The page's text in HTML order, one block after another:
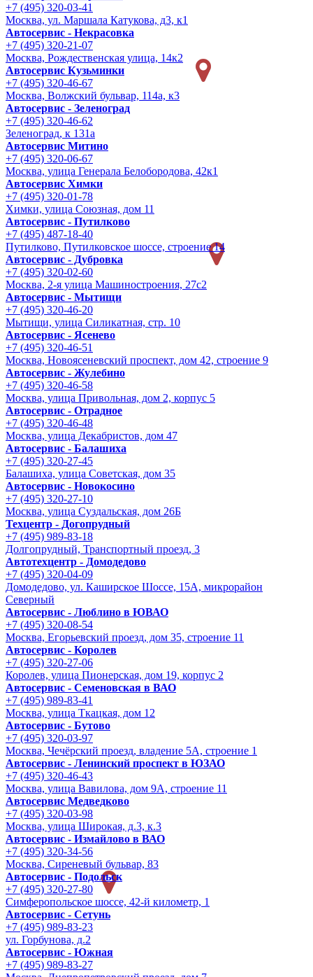
+7 (495) 320-03-41
Москва, ул. Маршала Катукова, д3, к1
Автосервис - Некрасовка
+7 (495) 320-21-07
Москва, Рождественская улица, 14к2
Автосервис Кузьминки
+7 (495) 320-46-67
Москва, Волжский бульвар, 114а, к3
Автосервис - Зеленоград
+7 (495) 320-46-62
Зеленоград, к 131а
Автосервис Митино
+7 (495) 320-06-67
Москва, улица Генерала Белобородова, 42к1
Автосервис Химки
+7 (495) 320-01-78
Химки, улица Союзная, дом 11
Автосервис - Путилково
+7 (495) 487-18-40
Путилково, Путилковское шоссе, строение 14
Автосервис - Дубровка
+7 (495) 320-02-60
Москва, 2-я улица Машиностроения, 27с2
Автосервис - Мытищи
+7 (495) 320-46-20
Мытищи, улица Силикатная, стр. 10
Автосервис - Ясенево
+7 (495) 320-46-51
Москва, Новоясеневский проспект, дом 42, строение 9
Автосервис - Жулебино
+7 (495) 320-46-58
Москва, улица Привольная, дом 2, корпус 5
Автосервис - Отрадное
+7 (495) 320-46-48
Москва, улица Декабристов, дом 47
Автосервис - Балашиха
+7 (495) 320-27-45
Балашиха, улица Советская, дом 35
Автосервис - Новокосино
+7 (495) 320-27-10
Москва, улица Суздальская, дом 26Б
Техцентр - Догопрудный
+7 (495) 989-83-18
Долгопрудный, Транспортный проезд, 3
Автотехцентр - Домодедово
+7 (495) 320-04-09
Домодедово, ул. Каширское Шоссе, 15А, микрорайон
Северный
Автосервис - Люблино в ЮВАО
+7 (495) 320-08-54
Москва, Егорьевский проезд, дом 35, строение 11
Автосервис - Королев
+7 (495) 320-27-06
Королев, улица Пионерская, дом 19, корпус 2
Автосервис - Семеновская в ВАО
+7 (495) 989-83-41
Москва, улица Ткацкая, дом 12
Автосервис - Бутово
+7 (495) 320-03-97
Москва, Чечёрский проезд, владение 5А, строение 1
Автосервис - Ленинский проспект в ЮЗАО
+7 (495) 320-46-43
Москва, улица Вавилова, дом 9A, строение 11
Автосервис Медведково
+7 (495) 320-03-98
Москва, улица Широкая, д.3, к.3
Автосервис - Измайлово в ВАО
+7 (495) 320-34-56
Москва, Сиреневый бульвар, 83
Автосервис - Подольск
+7 (495) 320-27-80
Симферопольское шоссе, 42-й километр, 1
Автосервис - Сетунь
+7 (495) 989-83-23
ул. Горбунова, д.2
Автосервис - Южная
+7 (495) 989-83-27